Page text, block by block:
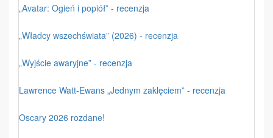
„Avatar: Ogień i popiół” - recenzja
„Władcy wszechświata” (2026) - recenzja
„Wyjście awaryjne” - recenzja
Lawrence Watt-Ewans „Jednym zaklęciem” - recenzja
Oscary 2026 rozdane!